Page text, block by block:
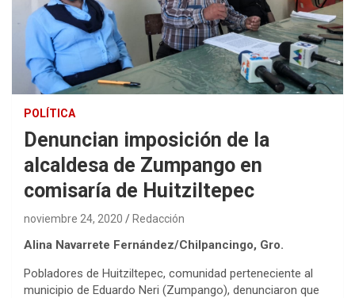
POLÍTICA
Denuncian imposición de la
alcaldesa de Zumpango en
comisaría de Huitziltepec
noviembre 24, 2020 Redacción
Alina Navarrete Fernández/Chilpancingo, Gro.
Pobladores de Huitziltepec, comunidad perteneciente al
municipio de Eduardo Neri (Zumpango), denunciaron que